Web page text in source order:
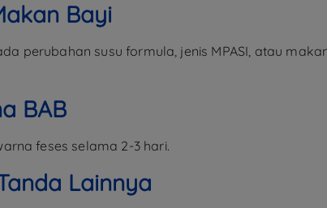
Bayi
perubahan susu formula, jenis MPASI, atau
BAB
feses selama 2-3 hari.
Lainnya